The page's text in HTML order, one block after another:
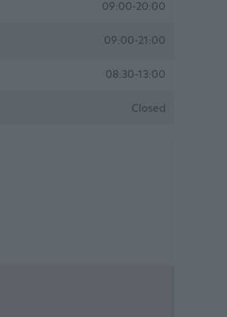
09:00-20:00
09:00-21:00
08:30-13:00
Closed